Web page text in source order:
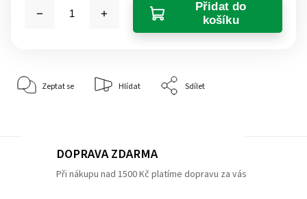
Přidat do
košíku
Zeptat se Hlídat Sdílet
DOPRAVA ZDARMA
Při nákupu nad 1500 Kč platíme dopravu za vás